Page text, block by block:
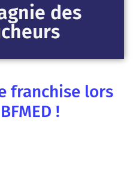
des
franchise lors
!